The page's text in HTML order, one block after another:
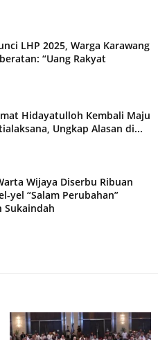
LHP 2025, Warga Karawang
“Uang Rakyat
Hidayatulloh Kembali Maju
Ungkap Alasan di...
Wijaya Diserbu Ribuan
yel “Salam Perubahan”
Sukaindah